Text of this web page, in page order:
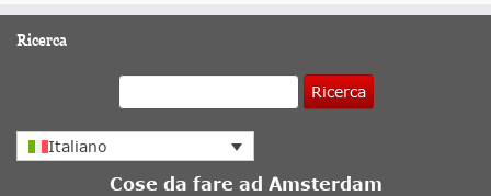
Ricerca
Ricerca
Italiano
Cose da fare ad Amsterdam